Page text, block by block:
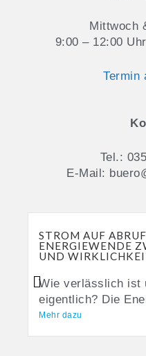
Mittwoch
9:00 – 12:00
Termin
Tel.:
E-Mail:
STROM AUF
ENERGIEWENDE
UND
Wie verlässlich ist
eigentlich? Die
Mehr dazu